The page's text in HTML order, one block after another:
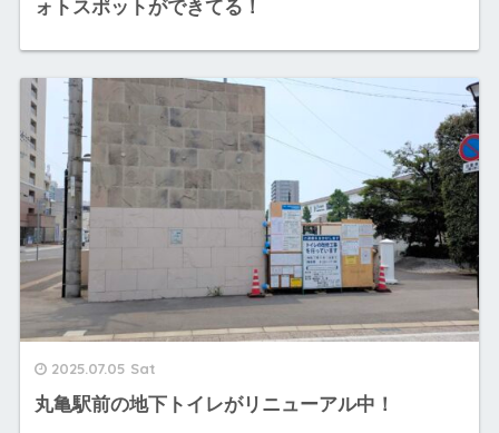
ォトスポットができてる！
2025.07.05 Sat
丸亀駅前の地下トイレがリニューアル中！